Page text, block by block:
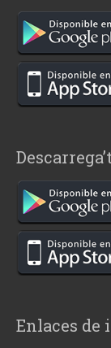
Enlaces de